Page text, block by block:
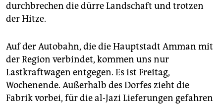
durchbrechen die dürre Landschaft und trotzen
der Hitze.
Auf der Autobahn, die die Hauptstadt Amman mit
der Region verbindet, kommen uns nur
Lastkraftwagen entgegen. Es ist Freitag,
Wochenende. Außerhalb des Dorfes zieht die
Fabrik vorbei, für die al-Jazi Lieferungen gefahren